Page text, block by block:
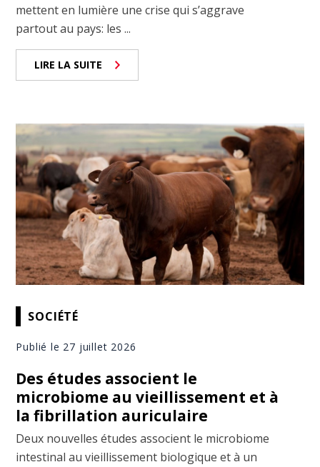
mettent en lumière une crise qui s’aggrave
partout au pays: les ...
LIRE LA SUITE
SOCIÉTÉ
Publié le 27 juillet 2026
Des études associent le
microbiome au vieillissement et à
la fibrillation auriculaire
Deux nouvelles études associent le microbiome
intestinal au vieillissement biologique et à un